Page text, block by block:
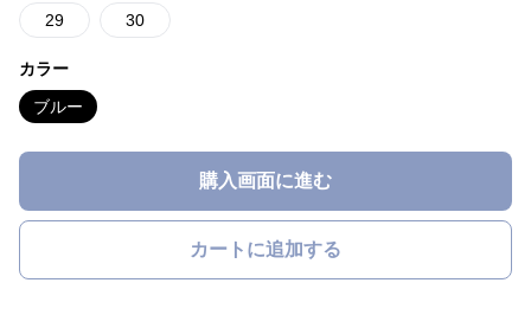
29 30
カラー
ブルー
購入画面に進む
カートに追加する